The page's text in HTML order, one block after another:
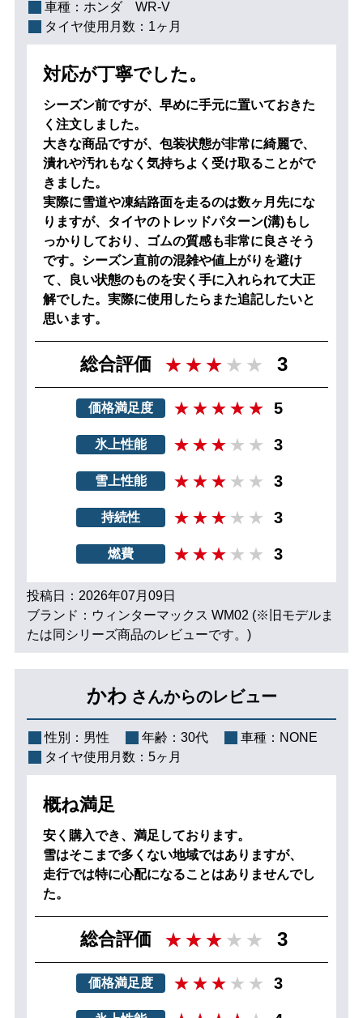
車種： ホンダ WR-V
タイヤ使用月数： 1ヶ月
対応が丁寧でした。
シーズン前ですが、早めに手元に置いておきた
く注文しました。
大きな商品ですが、包装状態が非常に綺麗で、
潰れや汚れもなく気持ちよく受け取ることがで
きました。
実際に雪道や凍結路面を走るのは数ヶ月先にな
りますが、タイヤのトレッドパターン(溝)もし
っかりしており、ゴムの質感も非常に良さそう
です。シーズン直前の混雑や値上がりを避け
て、良い状態のものを安く手に入れられて大正
解でした。実際に使用したらまた追記したいと
思います。
総合評価 3
価格満足度 5
氷上性能 3
雪上性能 3
持続性 3
燃費 3
投稿日：2026年07月09日
ブランド：ウィンターマックス WM02 (※旧モデルま
たは同シリーズ商品のレビューです。)
かわ さんからのレビュー
性別： 男性 年齢： 30代 車種： NONE
タイヤ使用月数： 5ヶ月
概ね満足
安く購入でき、満足しております。
雪はそこまで多くない地域ではありますが、
走行では特に心配になることはありませんでし
た。
総合評価 3
価格満足度 3